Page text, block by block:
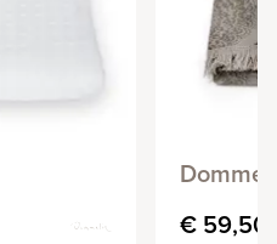
€ 59,50